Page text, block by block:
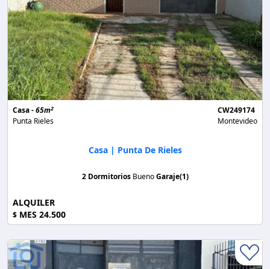
Casa -65m2
Punta Rieles
CW249174
Montevideo
Casa | Punta De Rieles
2 Dormitorios BuenoGaraje(1)
ALQUILER
$ MES 24.500